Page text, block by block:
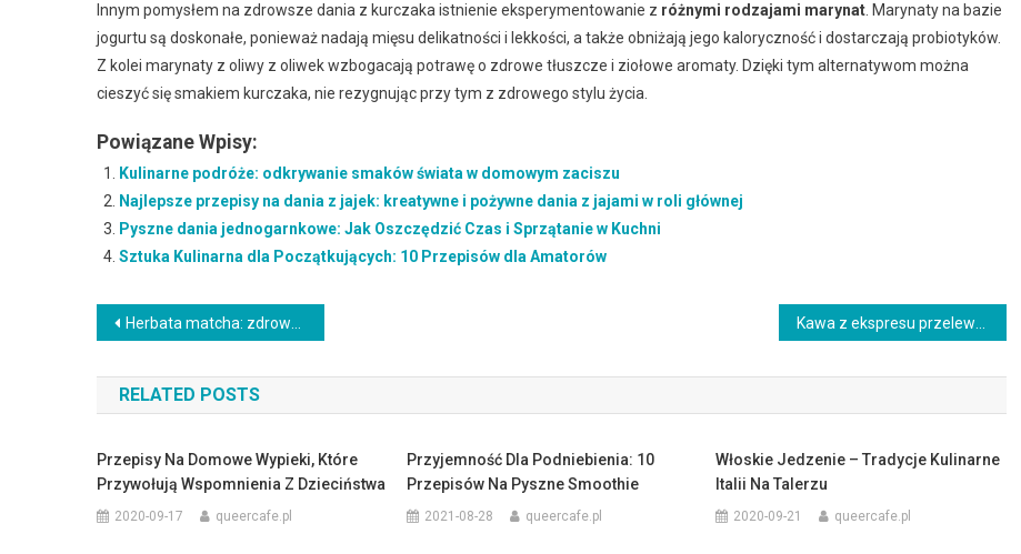
Innym pomysłem na zdrowsze dania z kurczaka istnienie eksperymentowanie z różnymi rodzajami marynat . Marynaty na bazie
jogurtu są doskonałe, ponieważ nadają mięsu delikatności i lekkości, a także obniżają jego kaloryczność i dostarczają probiotyków.
Z kolei marynaty z oliwy z oliwek wzbogacają potrawę o zdrowe tłuszcze i ziołowe aromaty. Dzięki tym alternatywom można
cieszyć się smakiem kurczaka, nie rezygnując przy tym z zdrowego stylu życia.
Powiązane Wpisy:
Kulinarne podróże: odkrywanie smaków świata w domowym zaciszu
Najlepsze przepisy na dania z jajek: kreatywne i pożywne dania z jajami w roli głównej
Pyszne dania jednogarnkowe: Jak Oszczędzić Czas i Sprzątanie w Kuchni
Sztuka Kulinarna dla Początkujących: 10 Przepisów dla Amatorów
Nawigacja
wpisu
Herbata matcha: zdrowe właściwości i tradycja japońskiego parzenia
RELATED POSTS
Przepisy Na Domowe Wypieki, Które
Przywołują Wspomnienia Z Dzieciństwa
2020-09-17 queercafe.pl
Przyjemność Dla Podniebienia: 10
Przepisów Na Pyszne Smoothie
2021-08-28 queercafe.pl
Włoskie Jedzenie – Tradycje Kulinarne
Italii Na Talerzu
2020-09-21 queercafe.pl